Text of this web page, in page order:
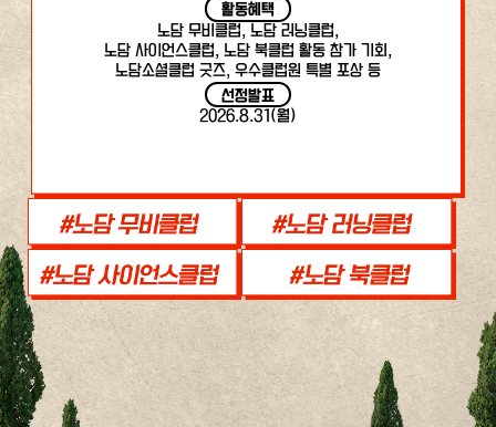
활동혜택
노담 무비클럽, 노담 러닝클럽,
노담 사이언스클럽, 노담 북클럽 활동 참가 기회,
노담소셜클럽 굿즈, 우수클럽원 특별 포상 등
선정발표
2026.8.31(월)